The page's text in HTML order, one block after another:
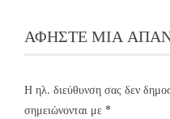
ΑΦΉΣΤΕ ΜΙΑ
Η ηλ. διεύθυνση σας δεν
σημειώνονται με *